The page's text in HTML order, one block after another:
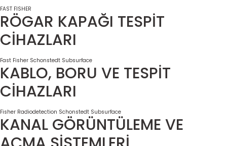
FAST FISHER
RÖGAR KAPAĞI TESPİT
CİHAZLARI
Fast Fisher Schonstedt Subsurface
KABLO, BORU VE TESPİT
CİHAZLARI
Fisher Radiodetection Schonstedt Subsurface
KANAL GÖRÜNTÜLEME VE